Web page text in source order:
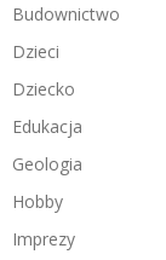
Budownictwo
Dzieci
Dziecko
Edukacja
Geologia
Hobby
Imprezy